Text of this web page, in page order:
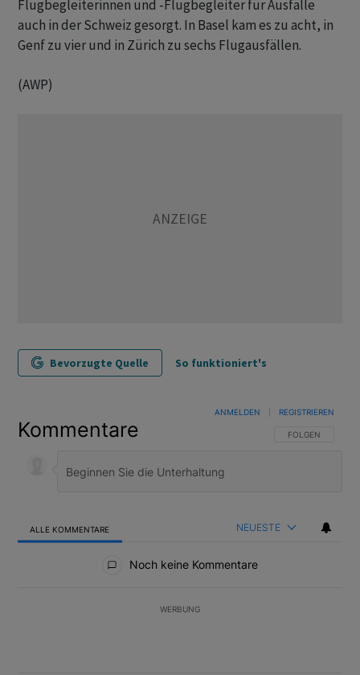
Flugbegleiterinnen und -Flugbegleiter für Ausfälle
auch in der Schweiz gesorgt. In Basel kam es zu acht, in
Genf zu vier und in Zürich zu sechs Flugausfällen.
(AWP)
Bevorzugte Quelle So funktioniert's
Kommentare FOLGE DIESER
FOLGEN
ANMELDEN REGISTRIEREN
ALLE KOMMENTARE NEUESTE
Noch keine Kommentare
WERBUNG